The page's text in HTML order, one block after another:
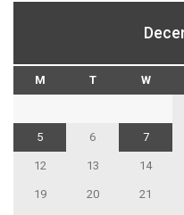
M T W
5 6 7
12 13 14
19 20 21